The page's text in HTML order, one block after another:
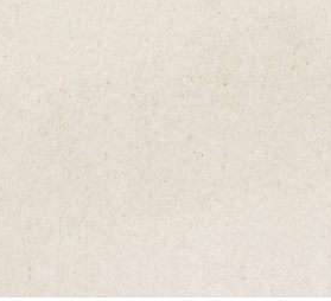
Klant worden
Veelgestelde vragen
Nieuws
Vacatures
FR